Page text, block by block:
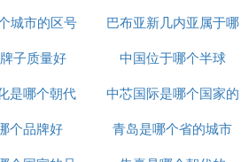
城市的区号
巴布亚新几内亚属于哪
个洲
子质量好
中国位于哪个半球
是哪个朝代
中芯国际是哪个国家的
个品牌好
青岛是哪个省的城市